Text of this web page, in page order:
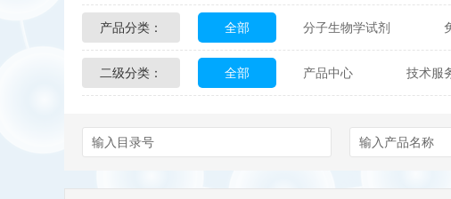
Glycon Biochem Sterlitech
Echelon Biosciences
产品分类： 全部 分子生物学试剂
化学及生物化学试剂 材料学试
二级分类： 全部 产品中心 技术服